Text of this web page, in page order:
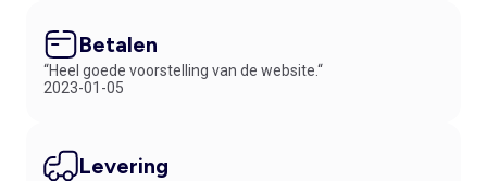
Betalen
“Heel goede voorstelling van de website.“
2023-01-05
Levering